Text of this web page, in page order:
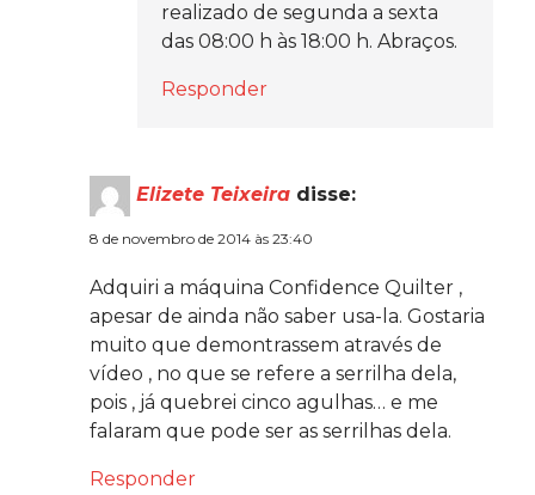
realizado de segunda a sexta
das 08:00 h às 18:00 h. Abraços.
Responder
Elizete Teixeira disse:
8 de novembro de 2014 às 23:40
Adquiri a máquina Confidence Quilter ,
apesar de ainda não saber usa-la. Gostaria
muito que demontrassem através de
vídeo , no que se refere a serrilha dela,
pois , já quebrei cinco agulhas… e me
falaram que pode ser as serrilhas dela.
Responder